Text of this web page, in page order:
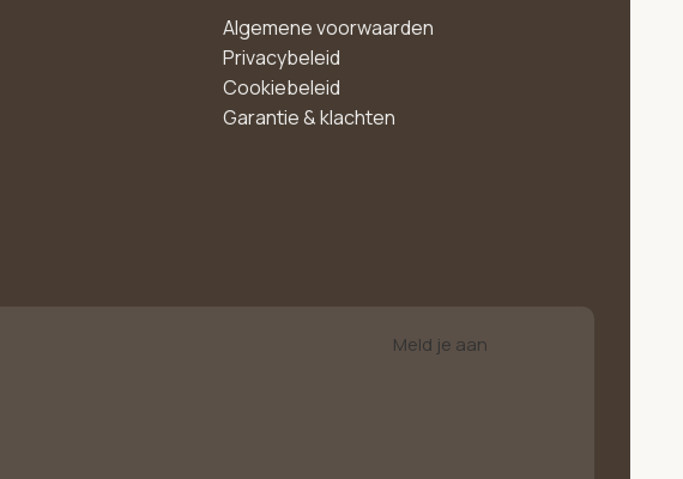
Algemene voorwaarden
Privacybeleid
Cookiebeleid
Garantie & klachten
Meld je aan